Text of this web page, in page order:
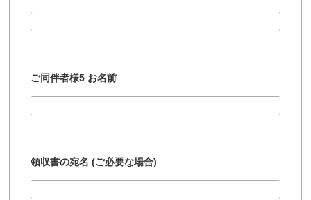
ご同伴者様5 お名前
領収書の宛名 (ご必要な場合)